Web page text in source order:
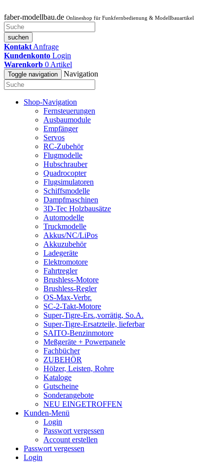
faber-modellbau.de Onlineshop für Funkfernbedienung & Modellbauartikel
suchen
Kontakt Anfrage
Kundenkonto Login
Warenkorb 0 Artikel
Toggle navigation Navigation
Shop-Navigation
Fernsteuerungen
Ausbaumodule
Empfänger
Servos
RC-Zubehör
Flugmodelle
Hubschrauber
Quadrocopter
Flugsimulatoren
Schiffsmodelle
Dampfmaschinen
3D-Tec Holzbausätze
Automodelle
Truckmodelle
Akkus/NC/LiPos
Akkuzubehör
Ladegeräte
Elektromotore
Fahrtregler
Brushless-Motore
Brushless-Regler
OS-Max-Verbr.
SC-2-Takt-Motore
Super-Tigre-Ers.,vorrätig, So.A.
Super-Tigre-Ersatzteile, lieferbar
SAITO-Benzinmotore
Meßgeräte + Powerpanele
Fachbücher
ZUBEHÖR
Hölzer, Leisten, Rohre
Kataloge
Gutscheine
Sonderangebote
NEU EINGETROFFEN
Kunden-Menü
Login
Passwort vergessen
Account erstellen
Passwort vergessen
Login